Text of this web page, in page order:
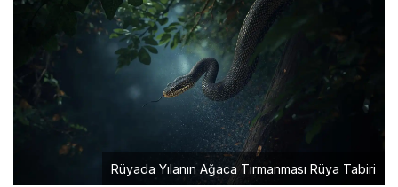
Rüyada Yılanın Ağaca Tırmanması Rüya Tabiri